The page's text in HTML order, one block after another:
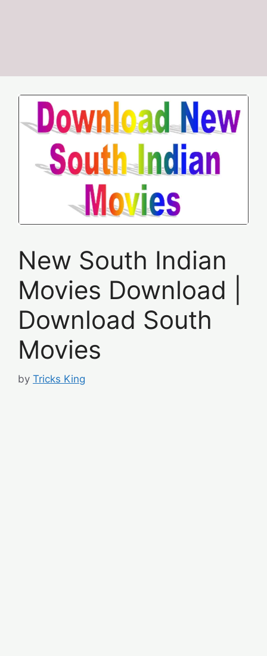
New South Indian
Movies Download |
Download South
Movies
by Tricks King